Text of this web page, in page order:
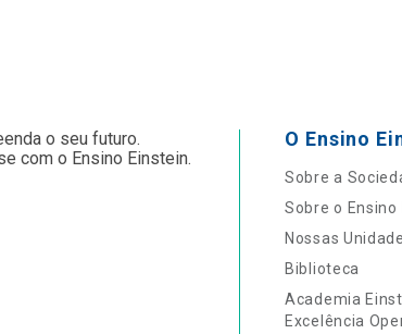
o seu futuro.
com o Ensino Einstein.
O Ensino
Sobre a
Sobre o Ensino
Nossas
Biblioteca
Academia
Excelência